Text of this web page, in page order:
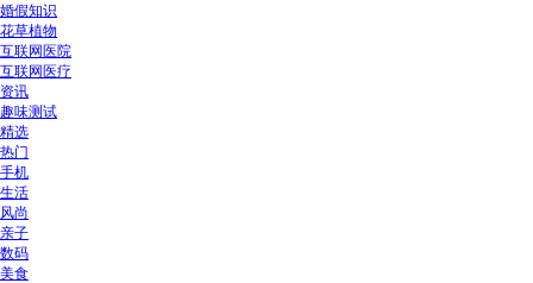
婚假知识
花草植物
互联网医院
互联网医疗
资讯
趣味测试
精选
热门
手机
生活
风尚
亲子
数码
美食